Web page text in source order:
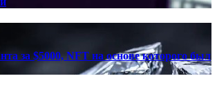
за $5000, NFT на основе которого был